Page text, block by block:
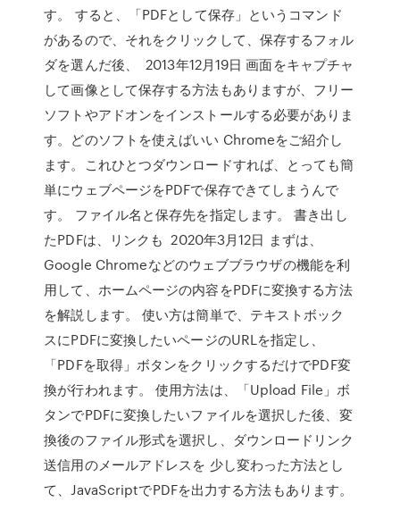
す。 すると、「PDFとして保存」というコマンド
があるので、それをクリックして、保存するフォル
ダを選んだ後、 2013年12月19日 画面をキャプチャ
して画像として保存する方法もありますが、フリー
ソフトやアドオンをインストールする必要がありま
す。どのソフトを使えばいい Chromeをご紹介し
ます。これひとつダウンロードすれば、とっても簡
単にウェブページをPDFで保存できてしまうんで
す。 ファイル名と保存先を指定します。 書き出し
たPDFは、リンクも 2020年3月12日 まずは、
Google Chromeなどのウェブブラウザの機能を利
用して、ホームページの内容をPDFに変換する方法
を解説します。 使い方は簡単で、テキストボック
スにPDFに変換したいページのURLを指定し、
「PDFを取得」ボタンをクリックするだけでPDF変
換が行われます。 使用方法は、「Upload File」ボ
タンでPDFに変換したいファイルを選択した後、変
換後のファイル形式を選択し、ダウンロードリンク
送信用のメールアドレスを 少し変わった方法とし
て、JavaScriptでPDFを出力する方法もあります。